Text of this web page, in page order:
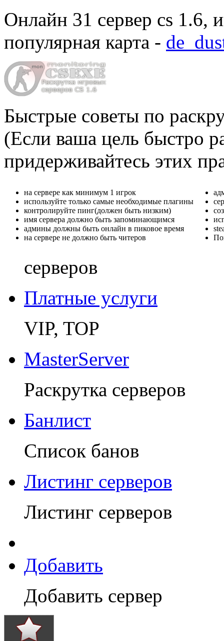
Онлайн 31 сервер cs 1.6,
популярная карта -
Быстрые советы по
(Если ваша цель быстро
придерживайтесь этих
на сервере как минимум 1 игрок
используйте только самые необходимые плагины
контролируйте пинг(должен быть низким)
имя сервера должно быть запоминающимся
админы должны быть онлайн в пиковое время
на сервере не должно быть читеров
серверов
Платные услуги
VIP, TOP
MasterServer
Раскрутка серверов
Банлист
Список банов
Листинг серверов
Листинг серверов
Добавить
Добавить сервер